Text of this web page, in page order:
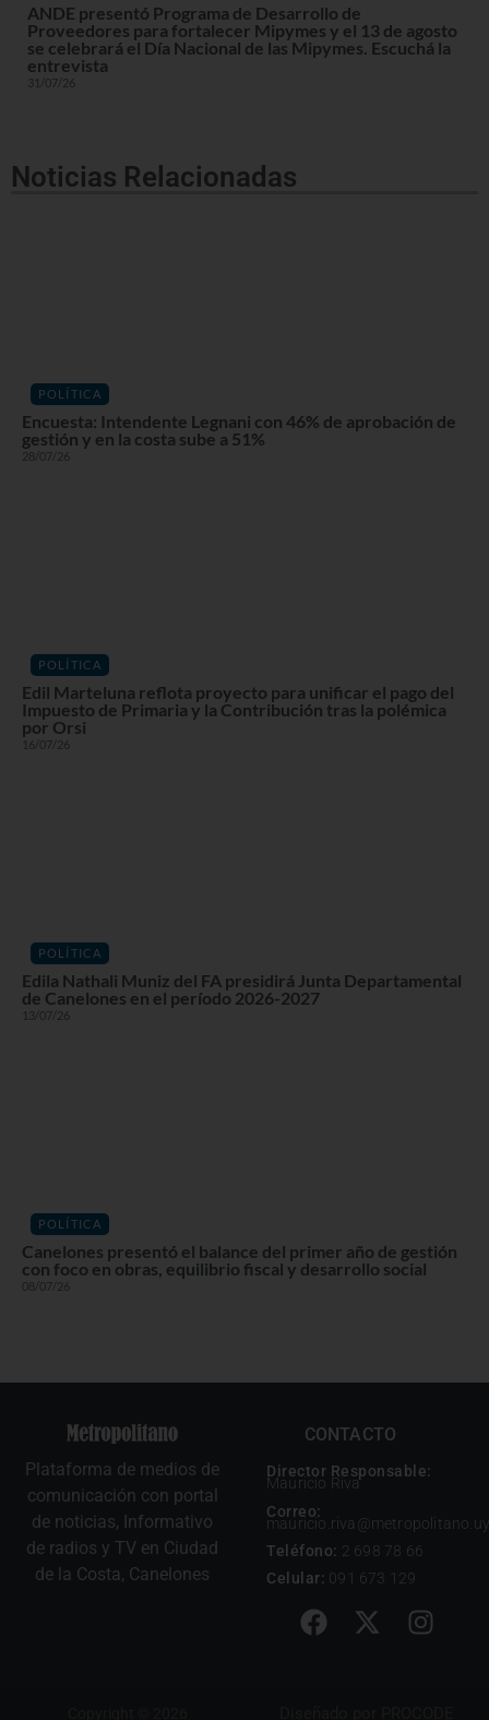
ANDE presentó Programa de Desarrollo de
Proveedores para fortalecer Mipymes y el 13 de agosto
se celebrará el Día Nacional de las Mipymes. Escuchá la
entrevista
31/07/26
Noticias Relacionadas
POLÍTICA
Encuesta: Intendente Legnani con 46% de aprobación de
gestión y en la costa sube a 51%
28/07/26
POLÍTICA
Edil Marteluna reflota proyecto para unificar el pago del
Impuesto de Primaria y la Contribución tras la polémica
por Orsi
16/07/26
POLÍTICA
Edila Nathali Muniz del FA presidirá Junta Departamental
de Canelones en el período 2026-2027
13/07/26
POLÍTICA
Canelones presentó el balance del primer año de gestión
con foco en obras, equilibrio fiscal y desarrollo social
08/07/26
Plataforma de medios de
comunicación con portal
de noticias, Informativo
de radios y TV en Ciudad
de la Costa, Canelones
CONTACTO
Director Responsable:
Mauricio Riva
Correo:
mauricio.riva@metropolitano.uy
Teléfono: 2 698 78 66
Celular: 091 673 129